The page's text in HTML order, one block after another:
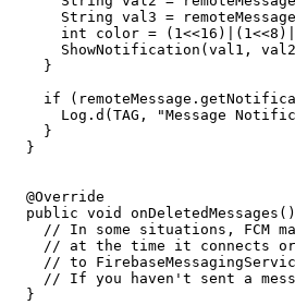
String val3 =
int color =
ShowNotification(val1,
    }
if
Log.d(TAG, "Message
    }
  }
  @Override
public void
// In some situations, FCM
// at the time it connects
// to
// If you haven't sent a
  }